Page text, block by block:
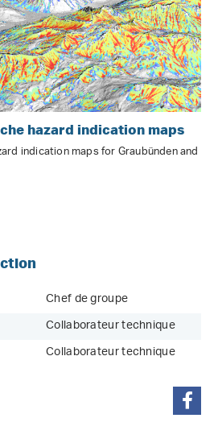
hazard indication maps
indication maps for Graubünden and
Chef de groupe
Collaborateur technique
Collaborateur technique